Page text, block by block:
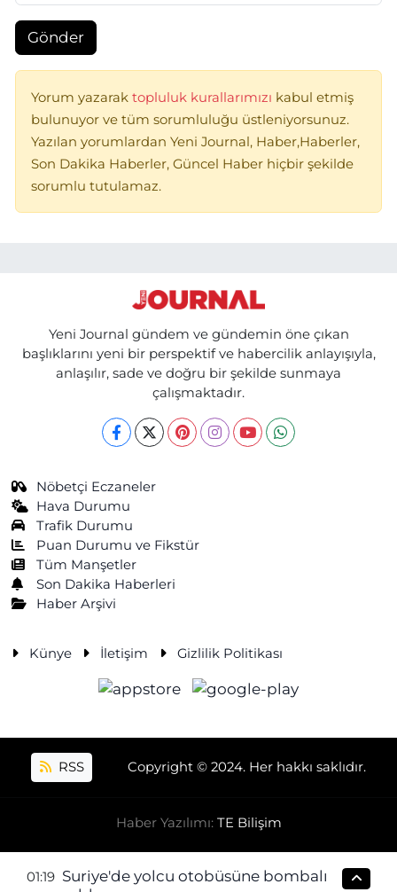
Gönder
Yorum yazarak topluluk kurallarımızı kabul etmiş
bulunuyor ve tüm sorumluluğu üstleniyorsunuz.
Yazılan yorumlardan Yeni Journal, Haber,Haberler,
Son Dakika Haberler, Güncel Haber hiçbir şekilde
sorumlu tutulamaz.
Yeni Journal gündem ve gündemin öne çıkan
başlıklarını yeni bir perspektif ve habercilik anlayışıyla,
anlaşılır, sade ve doğru bir şekilde sunmaya
çalışmaktadır.
Nöbetçi Eczaneler
Hava Durumu
Trafik Durumu
Puan Durumu ve Fikstür
Tüm Manşetler
Son Dakika Haberleri
Haber Arşivi
Künye İletişim Gizlilik Politikası
RSS Copyright © 2024. Her hakkı saklıdır.
Haber Yazılımı: TE Bilişim
01:19 Suriye'de yolcu otobüsüne bombalı